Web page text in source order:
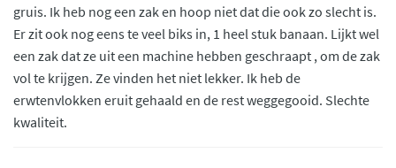
gruis. Ik heb nog een zak en hoop niet dat die ook zo slecht is.
Er zit ook nog eens te veel biks in, 1 heel stuk banaan. Lijkt wel
een zak dat ze uit een machine hebben geschraapt , om de zak
vol te krijgen. Ze vinden het niet lekker. Ik heb de
erwtenvlokken eruit gehaald en de rest weggegooid. Slechte
kwaliteit.